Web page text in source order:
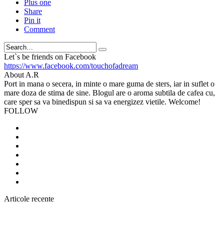
Plus one
Share
Pin it
Comment
Search
Let`s be friends on Facebook
https://www.facebook.com/touchofadream
About A.R
Port in mana o secera, in minte o mare guma de sters, iar in suflet o
mare doza de stima de sine. Blogul are o aroma subtila de cafea cu,
care sper sa va binedispun si sa va energizez vietile. Welcome!
FOLLOW
Articole recente